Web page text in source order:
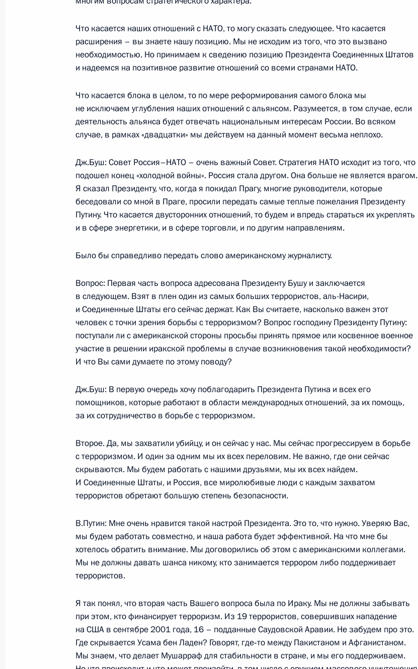
23 ноября 2002 года, суббота
Вступительное слово на встрече с министром иностранных дел
23 ноября 2002 года, 00:01 Москва, Кремль
Заключительное слово В.В.Путина на заседании
Государственного Совета Российской Федерации по вопросу «
О государственной стратегнии развития государсьва на период
до 2010 года»
22 ноября 2002 года, 19:37 Москва, Кремль
22 ноября 2002 года, 18:15 Москва
Совместная пресс-конференция с Президентом США Джорджем
Бушем
22 ноября 2002 года, 00:01 Пушкин, Екатерининский дворец
21 ноября 2002 года, четверг
совета по вопросам разграничения полномочий между
федеральным центром и субъектами Федерации
21 ноября 2002 года, 19:06 Москва, Кремль
19 ноября 2002 года, вторник
Выступление перед работниками Федерального унитарного
предприятия «НПО машиностроения»
19 ноября 2002 года, 17:48
16 ноября 2002 года, суббота
Начало встречи с Президентом Украины Леонидом Кучмой
16 ноября 2002 года, 14:46 Ново-Огарево
Что касается наших отношений с НАТО, то могу сказать следующее. Что касается
расширения – вы знаете нашу позицию. Мы не исходим из того, что это вызвано
необходимостью. Но принимаем к сведению позицию Президента Соединенных Штатов
и надеемся на позитивное развитие отношений со всеми странами НАТО.
Что касается блока в целом, то по мере реформирования самого блока мы
не исключаем углубления наших отношений с альянсом. Разумеется, в том случае, если
деятельность альянса будет отвечать национальным интересам России. Во всяком
случае, в рамках «двадцатки» мы действуем на данный момент весьма неплохо.
Дж.Буш: Совет Россия–НАТО – очень важный Совет. Стратегия НАТО исходит из того, что
подошел конец «холодной войны». Россия стала другом. Она больше не является врагом.
Я сказал Президенту, что, когда я покидал Прагу, многие руководители, которые
беседовали со мной в Праге, просили передать самые теплые пожелания Президенту
Путину. Что касается двусторонних отношений, то будем и впредь стараться их укреплять
и в сфере энергетики, и в сфере торговли, и по другим направлениям.
Было бы справедливо передать слово американскому журналисту.
Вопрос: Первая часть вопроса адресована Президенту Бушу и заключается
в следующем. Взят в плен один из самых больших террористов, аль-Насири,
и Соединенные Штаты его сейчас держат. Как Вы считаете, насколько важен этот
человек с точки зрения борьбы с терроризмом? Вопрос господину Президенту Путину:
поступали ли с американской стороны просьбы принять прямое или косвенное военное
участие в решении иракской проблемы в случае возникновения такой необходимости?
И что Вы сами думаете по этому поводу?
Дж.Буш: В первую очередь хочу поблагодарить Президента Путина и всех его
помощников, которые работают в области международных отношений, за их помощь,
за их сотрудничество в борьбе с терроризмом.
Второе. Да, мы захватили убийцу, и он сейчас у нас. Мы сейчас прогрессируем в борьбе
с терроризмом. И один за одним мы их всех переловим. Не важно, где они сейчас
скрываются. Мы будем работать с нашими друзьями, мы их всех найдем.
И Соединенные Штаты, и Россия, все миролюбивые люди с каждым захватом
террористов обретают большую степень безопасности.
В.Путин: Мне очень нравится такой настрой Президента. Это то, что нужно. Уверяю Вас,
мы будем работать совместно, и наша работа будет эффективной. На что мне бы
хотелось обратить внимание. Мы договорились об этом с американскими коллегами.
Мы не должны давать шанса никому, кто занимается террором либо поддерживает
террористов.
Я так понял, что вторая часть Вашего вопроса была по Ираку. Мы не должны забывать
при этом, кто финансирует терроризм. Из 19 террористов, совершивших нападение
на США в сентябре 2001 года, 16 – подданные Саудовской Аравии. Не забудем про это.
Где скрывается Усама бен Ладен? Говорят, где‑то между Пакистаном и Афганистаном.
Мы знаем, что делает Мушарраф для стабильности в стране, и мы его поддерживаем.